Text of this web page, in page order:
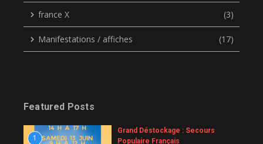
france X (3)
Manifestations / affiches (17)
Featured Posts
1
Grand Déstockage : Secours
Populaire Français